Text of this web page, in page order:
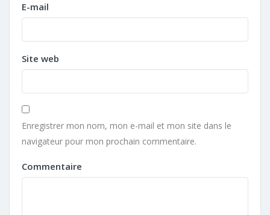
E-mail
Site web
Enregistrer mon nom, mon e-mail et mon site dans le
navigateur pour mon prochain commentaire.
Commentaire